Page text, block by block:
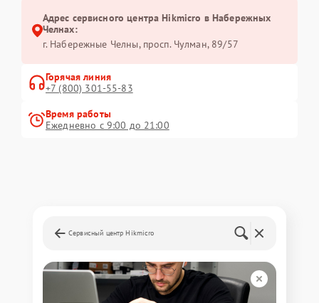
Адрес сервисного центра Hikmicro в Набережных
Челнах:
г. Набережные Челны, просп. Чулман, 89/57
Горячая линия
+7 (800) 301-55-83
Время работы
Ежедневно с 9:00 до 21:00
Сервисный центр Hikmicro